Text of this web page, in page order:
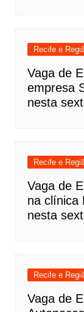
Recife e
Vaga de
empresa
nesta
Recife e
Vaga de
na clínica
nesta
Recife e
Vaga de